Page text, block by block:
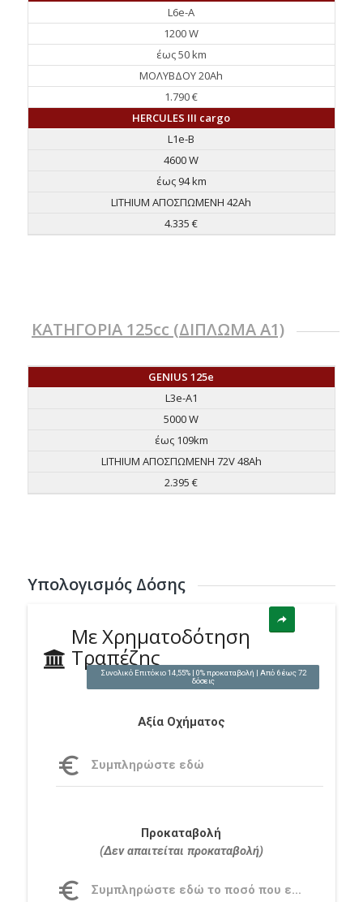
L6e-A
1200 W
έως 50 km
ΜΟΛΥΒΔΟΥ 20Ah
1.790 €
HERCULES III cargo
L1e-B
4600 W
έως 94 km
LITHIUM ΑΠΟΣΠΩΜΕΝΗ 42Ah
4.335 €
ΚΑΤΗΓΟΡΙΑ 125cc (ΔΙΠΛΩΜΑ Α1)
GENIUS 125e
L3e-A1
5000 W
έως 109km
LITHIUM ΑΠΟΣΠΩΜΕΝΗ 72V 48Ah
2.395 €
Υπολογισμός Δόσης
Με Χρηματοδότηση
Τραπέζης
Συνολικό Επιτόκιο 14,55% | 0% προκαταβολή | Από 6 έως 72
δόσεις
Αξία Οχήματος
Συμπληρώστε εδώ
Προκαταβολή
(Δεν απαιτείται προκαταβολή)
Συμπληρώστε εδώ το ποσό που επιθυμείτε